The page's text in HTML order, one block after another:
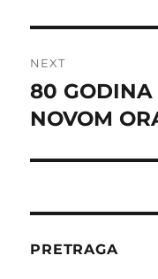
NEXT
Next
post:
80 GODINA
NOVOM
PRETRAGA